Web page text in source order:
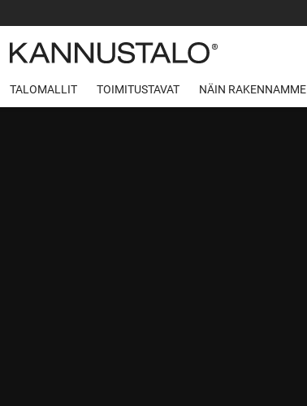
TALOMALLIT TOIMITUSTAVAT NÄIN RAKENNAMME